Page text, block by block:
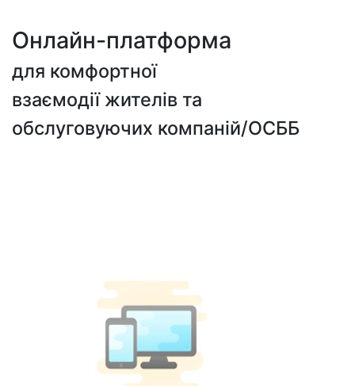
Онлайн-платформа
для комфортної
взаємодії жителів та
обслуговуючих компаній/ОСББ